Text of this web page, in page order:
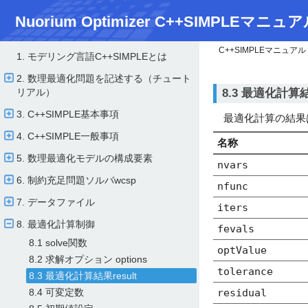
Nuorium Optimizer C++SIMPLEマニュア
1. モデリング言語C++SIMPLEとは
2. 数理最適化問題を記述する（チュート
リアル）
3. C++SIMPLE基本事項
4. C++SIMPLE一般事項
5. 数理最適化モデルの構成要素
6. 制約充足問題ソルバwcsp
7. データファイル
8. 最適化計算制御
8.1 solve関数
8.2 求解オプション options
8.3 最適化計算結果result
8.4 可変定数
C++SIMPLEマニュアル
8.3 最適化計算
最適化計算の結果
名称
nvars
nfunc
iters
fevals
optValue
tolerance
residual